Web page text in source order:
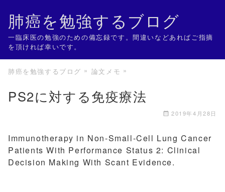
肺癌を勉強するブログ
一臨床医の勉強のための備忘録です。間違いなどあればご指摘
を頂ければ幸いです。
肺癌を勉強するブログ 論文メモ
PS2に対する免疫療法
2019年4月28日
Immunotherapy in Non-Small-Cell Lung Cancer
Patients With Performance Status 2: Clinical
Decision Making With Scant Evidence.